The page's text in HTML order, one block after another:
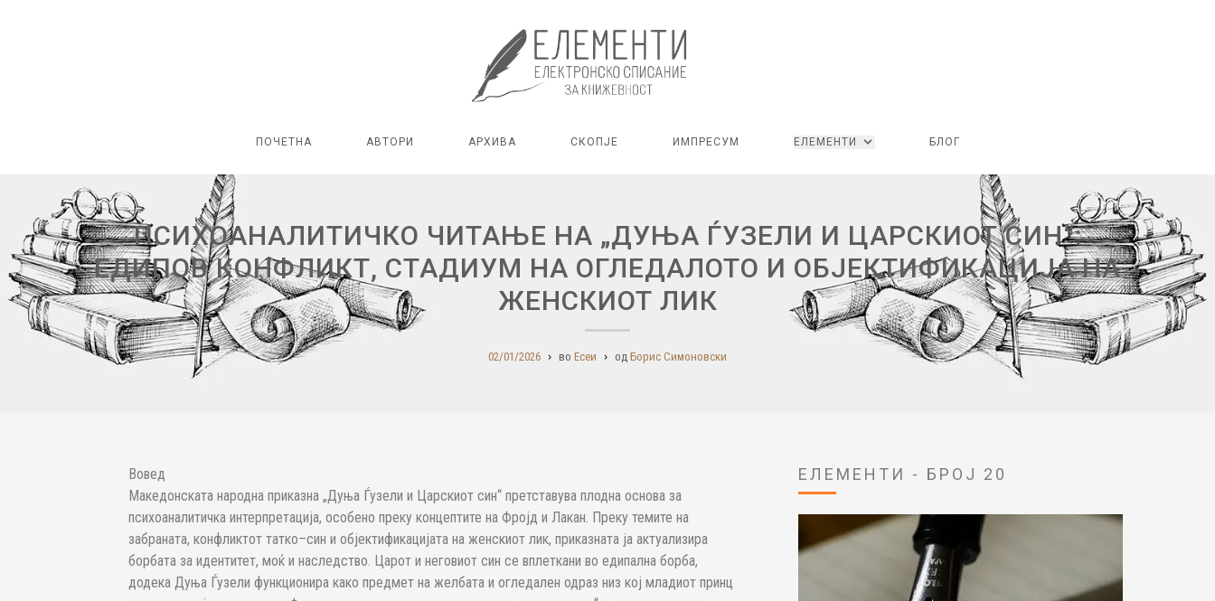
ПОЧЕТНА АВТОРИ АРХИВА СКОПЈЕ ИМПРЕСУМ ЕЛЕМЕНТИ БЛОГ
ПСИХОАНАЛИТИЧКО ЧИТАЊЕ НА „ДУЊА ЃУЗЕЛИ И ЦАРСКИОТ СИН“:
ЕДИПОВ КОНФЛИКТ, СТАДИУМ НА ОГЛЕДАЛОТО И ОБЈЕКТИФИКАЦИЈА НА
ЖЕНСКИОТ ЛИК
02/01/2026 во Есеи од Борис Симоновски
Вовед
Македонската народна приказна „Дуња Ѓузели и Царскиот син“ претставува плодна основа за
психоаналитичка интерпретација, особено преку концептите на Фројд и Лакан. Преку темите на
забраната, конфликтот татко–син и објектификацијата на женскиот лик, приказната ја актуализира
борбата за идентитет, моќ и наследство. Царот и неговиот син се вплеткани во едипална борба,
додека Дуња Ѓузели функционира како предмет на желбата и огледален одраз низ кој младиот принц
ЕЛЕМЕНТИ - БРОЈ 20